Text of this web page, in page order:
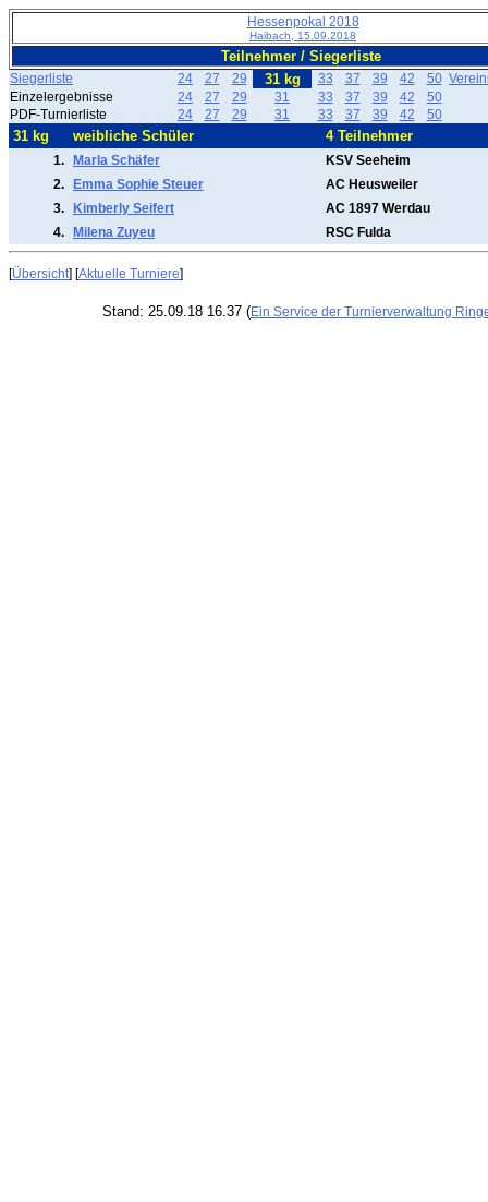
Hessenpokal 2018
Haibach, 15.09.2018
Teilnehmer / Siegerliste
Siegerliste 24 27 29 31 kg 33 37 39 42 50
Einzelergebnisse
24 27 29 31 33 37 39 42
50
PDF-Turnierliste
24 27 29 31 33 37 39 42 50
31 kg weibliche Schüler 4 Teilnehmer
1. Marla Schäfer
KSV Seeheim
2.
Emma Sophie Steuer
AC Heusweiler
3.
Kimberly Seifert
AC 1897 Werdau
4.
Milena Zuyeu RSC Fulda
[Übersicht] [Aktuelle Turniere]
Stand: 25.09.18 16.37 (Ein Service der Turnierverwaltung